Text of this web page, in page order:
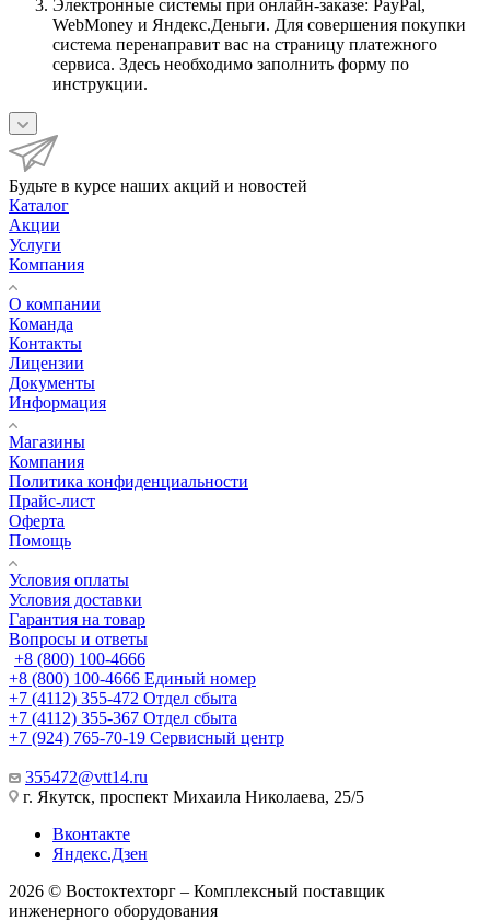
Электронные системы при онлайн-заказе: PayPal,
WebMoney и Яндекс.Деньги. Для совершения покупки
система перенаправит вас на страницу платежного
сервиса. Здесь необходимо заполнить форму по
инструкции.
Будьте в курсе наших акций и новостей
Каталог
Акции
Услуги
Компания
О компании
Команда
Контакты
Лицензии
Документы
Информация
Магазины
Компания
Политика конфиденциальности
Прайс-лист
Оферта
Помощь
Условия оплаты
Условия доставки
Гарантия на товар
Вопросы и ответы
+8 (800) 100-4666
+8 (800) 100-4666 Единый номер
+7 (4112) 355-472 Отдел сбыта
+7 (4112) 355-367 Отдел сбыта
+7 (924) 765-70-19 Сервисный центр
355472@vtt14.ru
г. Якутск, проспект Михаила Николаева, 25/5
Вконтакте
Яндекс.Дзен
2026 © Востоктехторг – Комплексный поставщик
инженерного оборудования